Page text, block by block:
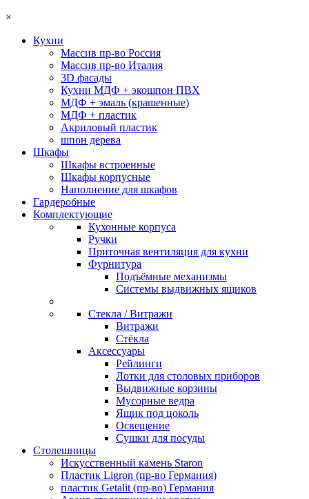
×
Кухни
Массив пр-во Россия
Массив пр-во Италия
3D фасады
Кухни МДФ + экошпон ПВХ
МДФ + эмаль (крашенные)
МДФ + пластик
Акриловый пластик
шпон дерева
Шкафы
Шкафы встроенные
Шкафы корпусные
Наполнение для шкафов
Гардеробные
Комплектующие
Кухонные корпуса
Ручки
Приточная вентиляция для кухни
Фурнитура
Подъёмные механизмы
Системы выдвижных ящиков
Стекла / Витражи
Витражи
Стёкла
Аксессуары
Рейлинги
Лотки для столовых приборов
Выдвижные корзины
Мусорные ведра
Ящик под цоколь
Освещение
Сушки для посуды
Столешницы
Искусственный камень Staron
Пластик Ligron (пр-во Германия)
пластик Getalit (пр-во) Германия